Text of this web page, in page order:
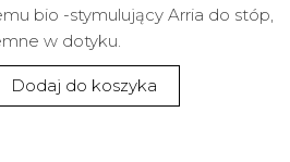
bio -stymulujący Arria do stóp,
w dotyku.
Dodaj do koszyka